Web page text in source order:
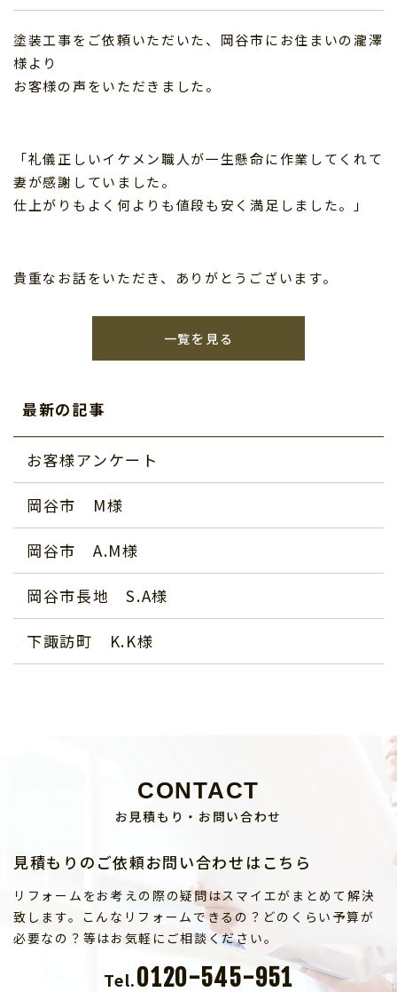
塗装工事をご依頼いただいた、岡谷市にお住まいの瀧澤
様より
お客様の声をいただきました。
「礼儀正しいイケメン職人が一生懸命に作業してくれて
妻が感謝していました。
仕上がりもよく何よりも値段も安く満足しました。」
貴重なお話をいただき、ありがとうございます。
一覧を見る
最新の記事
お客様アンケート
岡谷市 M様
岡谷市 A.M様
岡谷市長地 S.A様
下諏訪町 K.K様
CONTACT
お見積もり・お問い合わせ
見積もりのご依頼お問い合わせはこちら
リフォームをお考えの際の疑問はスマイエがまとめて解決
致します。こんなリフォームできるの？どのくらい予算が
必要なの？等はお気軽にご相談ください。
Tel.0120-545-951